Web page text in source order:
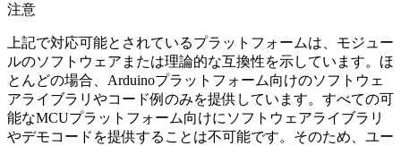
注意
上記で対応可能とされているプラットフォームは、モジュー
ルのソフトウェアまたは理論的な互換性を示しています。ほ
とんどの場合、Arduinoプラットフォーム向けのソフトウェ
アライブラリやコード例のみを提供しています。すべての可
能なMCUプラットフォーム向けにソフトウェアライブラリ
やデモコードを提供することは不可能です。そのため、ユー